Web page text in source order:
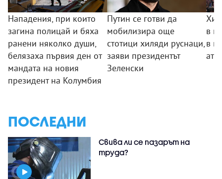
Нападения, при които
загина полицай и бяха
ранени няколко души,
белязаха първия ден от
мандата на новия
президент на Колумбия
Путин се готви да
мобилизира още
стотици хиляди руснаци,
заяви президентът
Зеленски
в
в
ПОСЛЕДНИ
Свива ли се пазарът на
труда?